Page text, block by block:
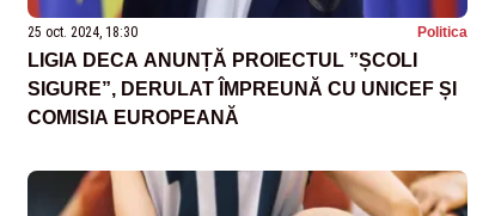
25 oct. 2024, 18:30 Politica
LIGIA DECA ANUNȚĂ PROIECTUL ”ȘCOLI
SIGURE”, DERULAT ÎMPREUNĂ CU UNICEF ȘI
COMISIA EUROPEANĂ